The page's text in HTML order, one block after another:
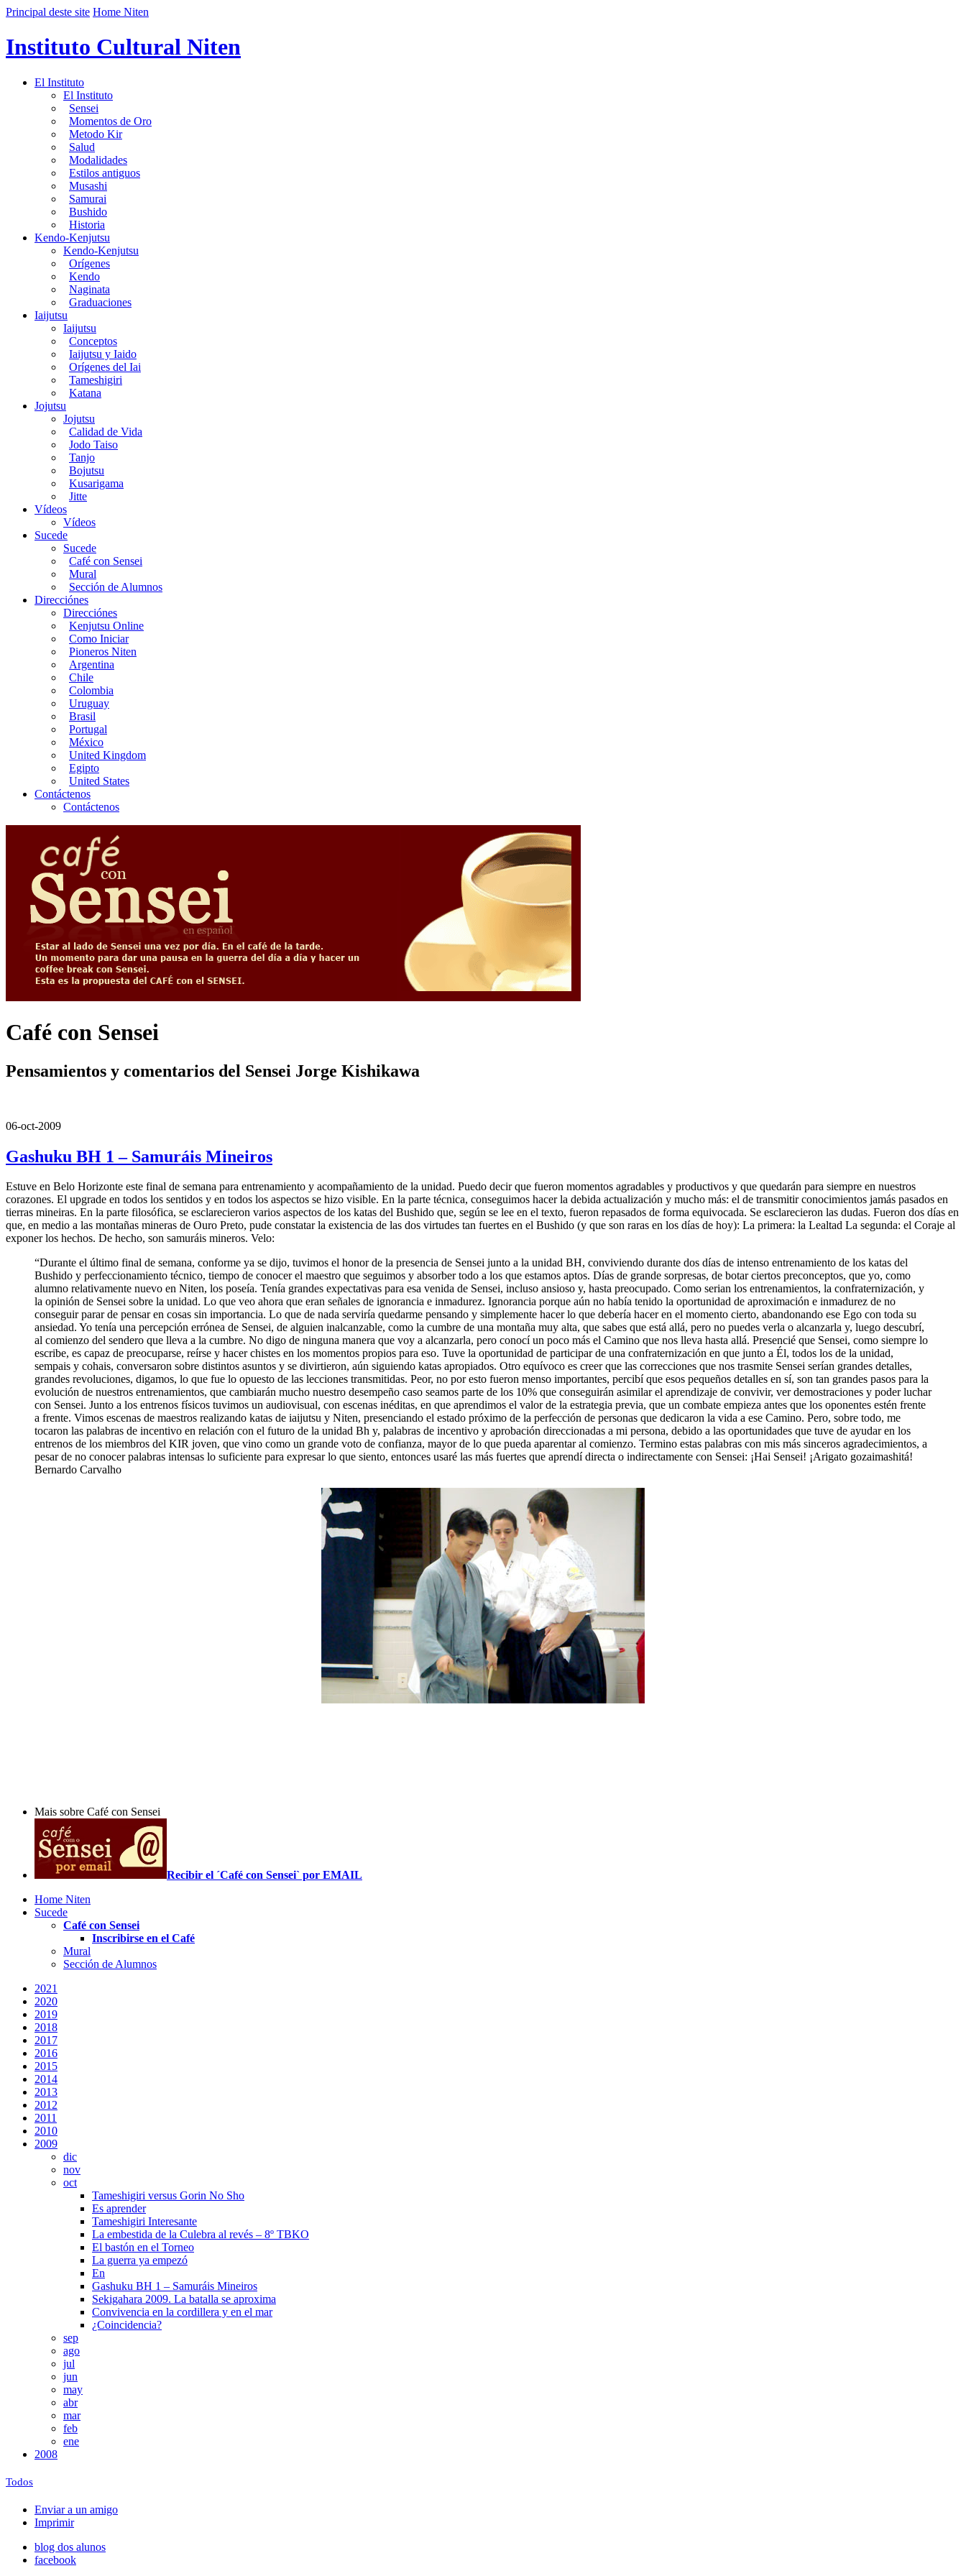
Principal deste site Home Niten
Instituto Cultural Niten
El Instituto
El Instituto
Sensei
Momentos de Oro
Metodo Kir
Salud
Modalidades
Estilos antiguos
Musashi
Samurai
Bushido
Historia
Kendo-Kenjutsu
Kendo-Kenjutsu
Orígenes
Kendo
Naginata
Graduaciones
Iaijutsu
Iaijutsu
Conceptos
Iaijutsu y Iaido
Orígenes del Iai
Tameshigiri
Katana
Jojutsu
Jojutsu
Calidad de Vida
Jodo Taiso
Tanjo
Bojutsu
Kusarigama
Jitte
Vídeos
Vídeos
Sucede
Sucede
Café con Sensei
Mural
Sección de Alumnos
Direcciónes
Direcciónes
Kenjutsu Online
Como Iniciar
Pioneros Niten
Argentina
Chile
Colombia
Uruguay
Brasil
Portugal
México
United Kingdom
Egipto
United States
Contáctenos
Contáctenos
Café con Sensei
Pensamientos y comentarios del Sensei Jorge Kishikawa
06-oct-2009
Gashuku BH 1 – Samuráis Mineiros
Estuve en Belo Horizonte este final de semana para entrenamiento y acompañamiento de la unidad. Puedo decir que fueron momentos agradables y productivos y que quedarán para siempre en nuestros
corazones. El upgrade en todos los sentidos y en todos los aspectos se hizo visible. En la parte técnica, conseguimos hacer la debida actualización y mucho más: el de transmitir conocimientos jamás pasados en
tierras mineiras. En la parte filosófica, se esclarecieron varios aspectos de los katas del Bushido que, según se lee en el texto, fueron repasados de forma equivocada. Se esclarecieron las dudas. Fueron dos días en
que, en medio a las montañas mineras de Ouro Preto, pude constatar la existencia de las dos virtudes tan fuertes en el Bushido (y que son raras en los días de hoy): La primera: la Lealtad La segunda: el Coraje al
exponer los hechos. De hecho, son samuráis mineros. Velo:
“Durante el último final de semana, conforme ya se dijo, tuvimos el honor de la presencia de Sensei junto a la unidad BH, conviviendo durante dos días de intenso entrenamiento de los katas del
Bushido y perfeccionamiento técnico, tiempo de conocer el maestro que seguimos y absorber todo a los que estamos aptos. Días de grande sorpresas, de botar ciertos preconceptos, que yo, como
alumno relativamente nuevo en Niten, los poseía. Tenía grandes expectativas para esa venida de Sensei, incluso ansioso y, hasta preocupado. Como serian los entrenamientos, la confraternización, y
la opinión de Sensei sobre la unidad. Lo que veo ahora que eran señales de ignorancia e inmadurez. Ignorancia porque aún no había tenido la oportunidad de aproximación e inmadurez de no
conseguir parar de pensar en cosas sin importancia. Lo que de nada serviría quedarme pensando y simplemente hacer lo que debería hacer en el momento cierto, abandonando ese Ego con toda su
ansiedad. Yo tenía una percepción errónea de Sensei, de alguien inalcanzable, como la cumbre de una montaña muy alta, que sabes que está allá, pero no puedes verla o alcanzarla y, luego descubrí,
al comienzo del sendero que lleva a la cumbre. No digo de ninguna manera que voy a alcanzarla, pero conocí un poco más el Camino que nos lleva hasta allá. Presencié que Sensei, como siempre lo
escribe, es capaz de preocuparse, reírse y hacer chistes en los momentos propios para eso. Tuve la oportunidad de participar de una confraternización en que junto a Él, todos los de la unidad,
sempais y cohais, conversaron sobre distintos asuntos y se divirtieron, aún siguiendo katas apropiados. Otro equívoco es creer que las correcciones que nos trasmite Sensei serían grandes detalles,
grandes revoluciones, digamos, lo que fue lo opuesto de las lecciones transmitidas. Peor, no por esto fueron menso importantes, percibí que esos pequeños detalles en sí, son tan grandes pasos para la
evolución de nuestros entrenamientos, que cambiarán mucho nuestro desempeño caso seamos parte de los 10% que conseguirán asimilar el aprendizaje de convivir, ver demostraciones y poder luchar
con Sensei. Junto a los entrenos físicos tuvimos un audiovisual, con escenas inéditas, en que aprendimos el valor de la estrategia previa, que un combate empieza antes que los oponentes estén frente
a frente. Vimos escenas de maestros realizando katas de iaijutsu y Niten, presenciando el estado próximo de la perfección de personas que dedicaron la vida a ese Camino. Pero, sobre todo, me
tocaron las palabras de incentivo en relación con el futuro de la unidad Bh y, palabras de incentivo y aprobación direccionadas a mi persona, debido a las oportunidades que tuve de ayudar en los
entrenos de los miembros del KIR joven, que vino como un grande voto de confianza, mayor de lo que pueda aparentar al comienzo. Termino estas palabras con mis más sinceros agradecimientos, a
pesar de no conocer palabras intensas lo suficiente para expresar lo que siento, entonces usaré las más fuertes que aprendí directa o indirectamente con Sensei: ¡Hai Sensei! ¡Arigato gozaimashitá!
Bernardo Carvalho
Mais sobre Café con Sensei
Recibir el ´Café con Sensei` por EMAIL
Home Niten
Sucede
Café con Sensei
Inscribirse en el Café
Mural
Sección de Alumnos
2021
2020
2019
2018
2017
2016
2015
2014
2013
2012
2011
2010
2009
dic
nov
oct
Tameshigiri versus Gorin No Sho
Es aprender
Tameshigiri Interesante
La embestida de la Culebra al revés – 8º TBKO
El bastón en el Torneo
La guerra ya empezó
En
Gashuku BH 1 – Samuráis Mineiros
Sekigahara 2009. La batalla se aproxima
Convivencia en la cordillera y en el mar
¿Coincidencia?
sep
ago
jul
jun
may
abr
mar
feb
ene
2008
Todos
Enviar a un amigo
Imprimir
blog dos alunos
facebook